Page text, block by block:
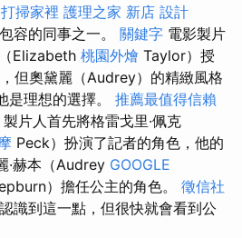
打掃家裡 護理之家 新店 設計
容的同事之一。 關鍵字 電影製片
Elizabeth 桃園外燴 Taylor）授
但奧黛麗（Audrey）的精緻風格
是理想的選擇。 推薦最值得信賴
製片人首先將格雷戈里·佩克
Peck）扮演了記者的角色，他的
·赫本（Audrey GOOGLE
）擔任公主的角色。 徵信社
識到這一點，但很快就會看到公